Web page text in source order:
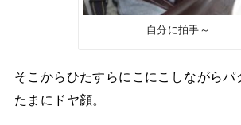
自分に拍手～
そこからひたすらにこにこしながらパ
たまにドヤ顔。